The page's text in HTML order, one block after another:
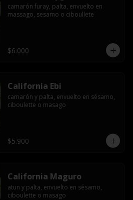
camarón furay, palta, envuelto en
massago, sesamo o ciboullete
$6.000
California Ebi
camarón y palta, envuelto en sésamo,
ciboulette o masago
$5.900
California Maguro
atun y palta, envuelto en sésamo,
ciboulette o masago